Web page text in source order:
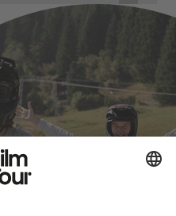
FAQ
MEDIA HUB
JOBS